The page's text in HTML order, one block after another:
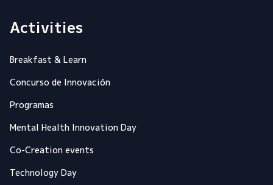
Activities
Breakfast & Learn
Concurso de Innovación
Programas
Mental Health Innovation Day
Co-Creation events
Technology Day